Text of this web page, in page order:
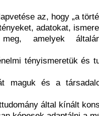
az, hogy „a
adatokat,
meg, amelyek
tényismeretük és
maguk és a
által kínált